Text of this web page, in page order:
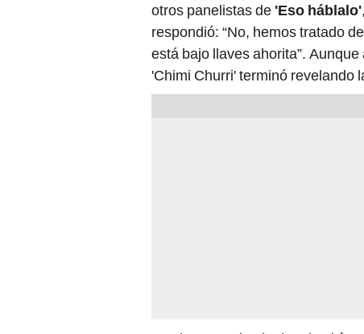
otros panelistas de 'Eso háblalo'
respondió: “No, hemos tratado
está bajo llaves ahorita”.
'Chimi Churri' terminó revelando